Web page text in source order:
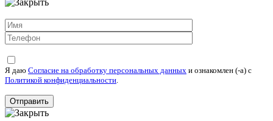
Я даю Согласие на обработку персональных данных и ознакомлен (-а) c
Политикой конфиденциальности.